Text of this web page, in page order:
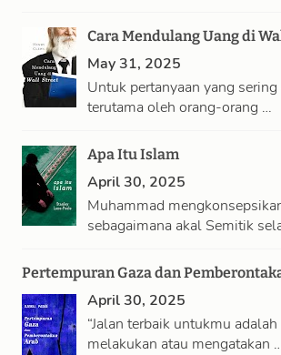
Cara Mendulang Uang di
May 31, 2025
Untuk pertanyaan yang
terutama oleh orang-orang …
Apa Itu Islam
April 30, 2025
Muhammad
sebagaimana akal Semitik
Pertempuran Gaza dan
April 30, 2025
“Jalan terbaik untukmu
melakukan atau mengatakan